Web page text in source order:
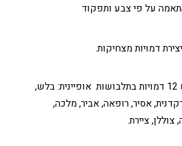
על פי צבע ותפקוד
דמויות מצחיקות.
במשחק הזה יש 12 דמויות בתלבושות אופיינית: בלש,
אסיר, רופאה, אביר, מלכה,
ציירת.